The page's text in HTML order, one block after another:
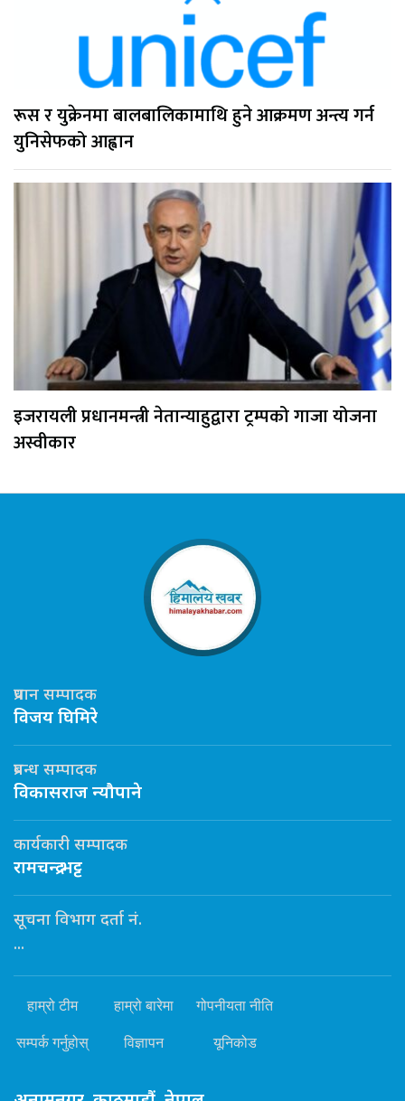
रूस र युक्रेनमा बालबालिकामाथि हुने आक्रमण अन्त्य गर्न
युनिसेफको आह्वान
इजरायली प्रधानमन्त्री नेतान्याहुद्वारा ट्रम्पको गाजा योजना
अस्वीकार
प्रधान सम्पादक
विजय घिमिरे
प्रबन्ध सम्पादक
विकासराज न्यौपाने
कार्यकारी सम्पादक
रामचन्द्र भट्ट
सूचना विभाग दर्ता नं.
...
हाम्रो टीम हाम्रो बारेमा गोपनीयता नीति
सम्पर्क गर्नुहोस् विज्ञापन यूनिकोड